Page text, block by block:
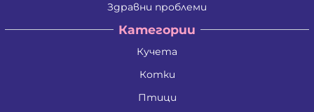
Здравни проблеми
Категории
Кучета
Котки
Птици